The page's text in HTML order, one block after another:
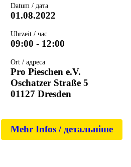
Datum / дата
01.08.2022
Uhrzeit / час
09:00 - 12:00
Ort / адреса
Pro Pieschen e.V.
Oschatzer Straße 5
01127 Dresden
Mehr Infos / детальніше